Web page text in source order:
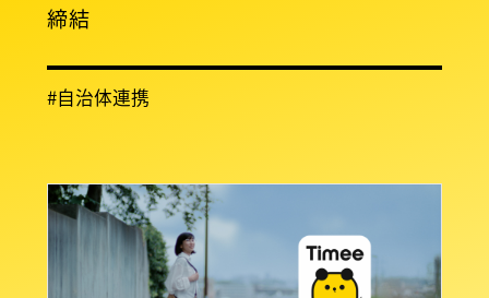
締結
#自治体連携